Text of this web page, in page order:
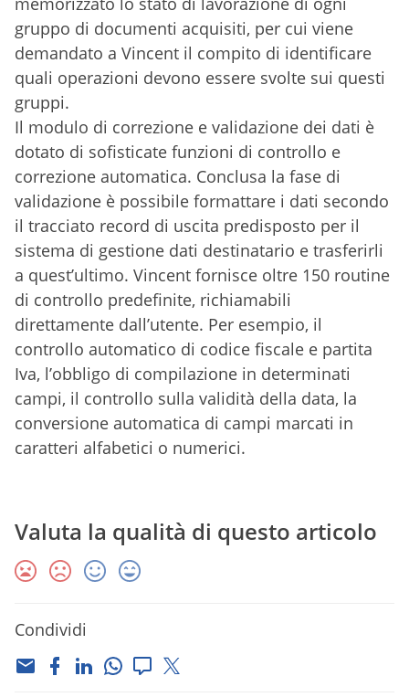
gruppo di documenti acquisiti, per cui viene
demandato a Vincent il compito di identificare
quali operazioni devono essere svolte sui questi
gruppi.
Il modulo di correzione e validazione dei dati è
dotato di sofisticate funzioni di controllo e
correzione automatica. Conclusa la fase di
validazione è possibile formattare i dati secondo
il tracciato record di uscita predisposto per il
sistema di gestione dati destinatario e trasferirli
a quest’ultimo. Vincent fornisce oltre 150 routine
di controllo predefinite, richiamabili
direttamente dall’utente. Per esempio, il
controllo automatico di codice fiscale e partita
Iva, l’obbligo di compilazione in determinati
campi, il controllo sulla validità della data, la
conversione automatica di campi marcati in
caratteri alfabetici o numerici.
Valuta la qualità di questo articolo
Condividi